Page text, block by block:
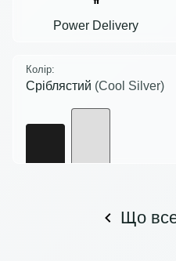
Power Delivery
Колір:
Сріблястий (Cool Silver)
Що